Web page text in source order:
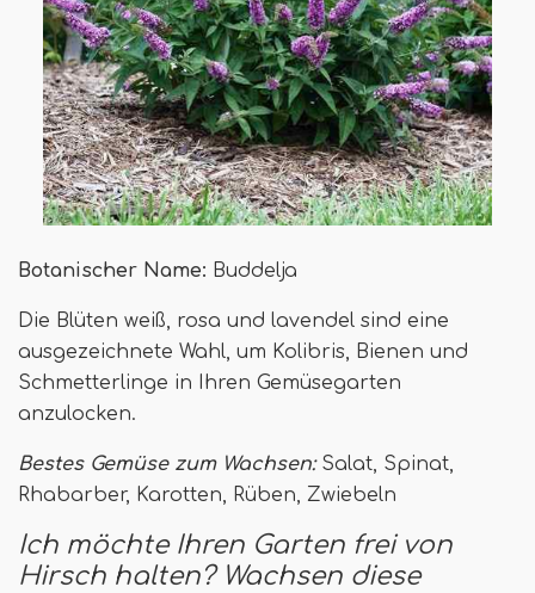
Botanischer Name: Buddelja
Die Blüten weiß, rosa und lavendel sind eine
ausgezeichnete Wahl, um Kolibris, Bienen und
Schmetterlinge in Ihren Gemüsegarten
anzulocken.
Bestes Gemüse zum Wachsen: Salat, Spinat,
Rhabarber, Karotten, Rüben, Zwiebeln
Ich möchte Ihren Garten frei von
Hirsch halten? Wachsen diese